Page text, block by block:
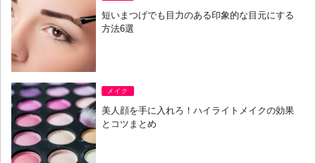
短いまつげでも目力のある印象的な目元にする
方法6選
メイク
美人顔を手に入れろ！ハイライトメイクの効果
とコツまとめ